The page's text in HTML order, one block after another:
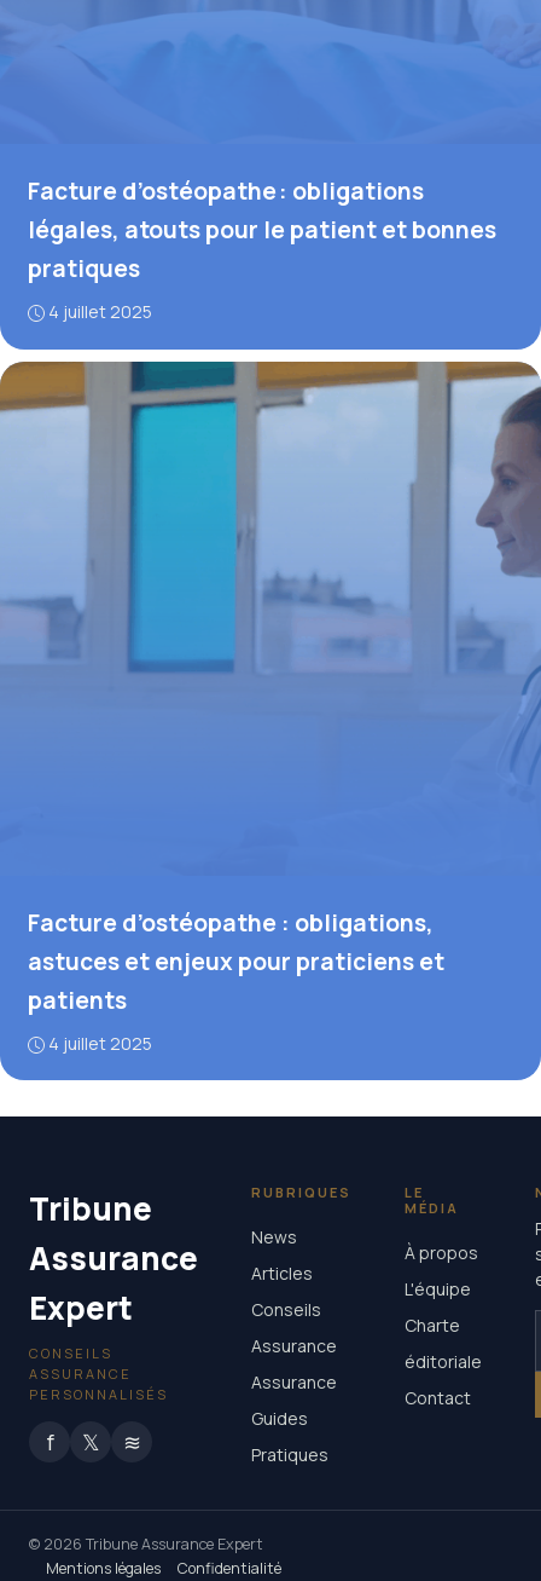
Facture d’ostéopathe : obligations
légales, atouts pour le patient et bonnes
pratiques
4 juillet 2025
Facture d’ostéopathe : obligations,
astuces et enjeux pour praticiens et
patients
4 juillet 2025
Tribune
Assurance
Expert
CONSEILS
ASSURANCE
PERSONNALISÉS
f 𝕏 ≋
RUBRIQUES
News
Articles
Conseils
Assurance
Assurance
Guides
Pratiques
LE
MÉDIA
À propos
L'équipe
Charte
éditoriale
Contact
© 2026 Tribune Assurance Expert
Mentions légales
Confidentialité